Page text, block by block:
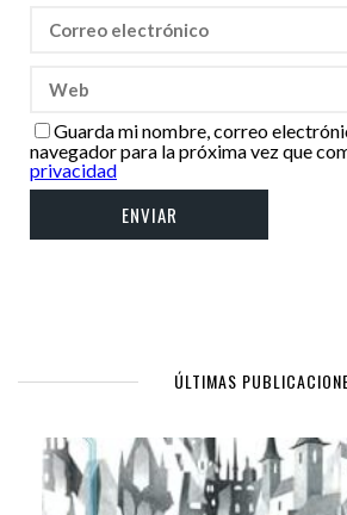
Guarda mi nombre, correo
navegador para la próxima vez que
privacidad
ÚLTIMAS